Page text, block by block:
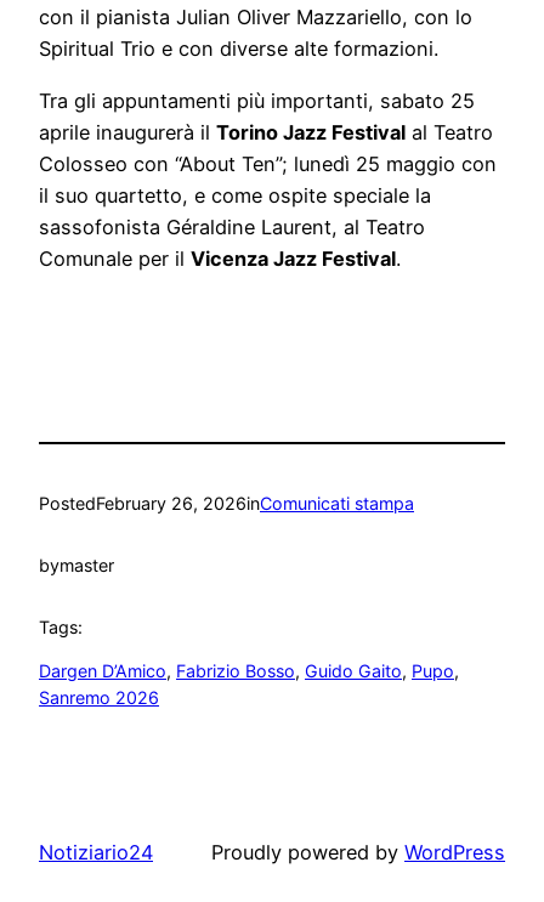
con il pianista Julian Oliver Mazzariello, con lo
Spiritual Trio e con diverse alte formazioni.
Tra gli appuntamenti più importanti, sabato 25
aprile inaugurerà il Torino Jazz Festival al Teatro
Colosseo con “About Ten”; lunedì 25 maggio con
il suo quartetto, e come ospite speciale la
sassofonista Géraldine Laurent, al Teatro
Comunale per il Vicenza Jazz Festival.
PostedFebruary 26, 2026inComunicati stampa
bymaster
Tags:
Dargen D’Amico, Fabrizio Bosso, Guido Gaito, Pupo
Sanremo 2026
Notiziario24 Proudly powered by WordPress